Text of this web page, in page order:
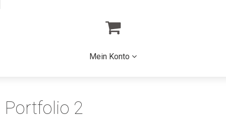
Mein Konto
Portfolio 2